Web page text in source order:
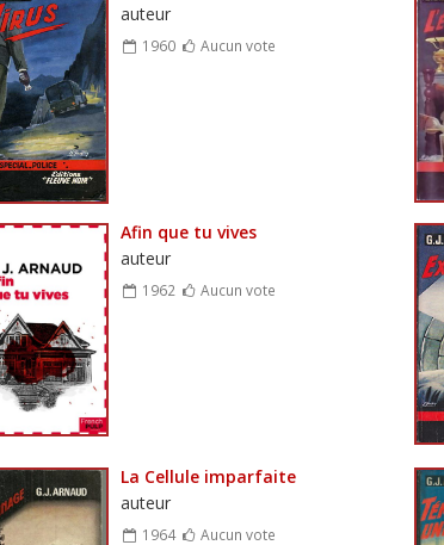
auteur
1960 Aucun vote
Afin que tu vives
auteur
1962 Aucun vote
La Cellule imparfaite
auteur
1964 Aucun vote